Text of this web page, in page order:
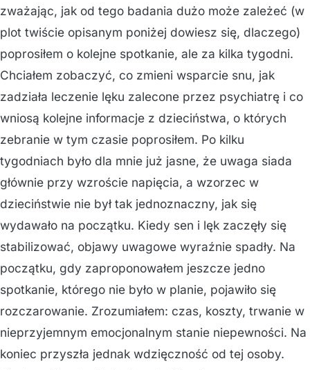
zważając, jak od tego badania dużo może zależeć (w
plot twiście opisanym poniżej dowiesz się, dlaczego)
poprosiłem o kolejne spotkanie, ale za kilka tygodni.
Chciałem zobaczyć, co zmieni wsparcie snu, jak
zadziała leczenie lęku zalecone przez psychiatrę i co
wniosą kolejne informacje z dzieciństwa, o których
zebranie w tym czasie poprosiłem. Po kilku
tygodniach było dla mnie już jasne, że uwaga siada
głównie przy wzroście napięcia, a wzorzec w
dzieciństwie nie był tak jednoznaczny, jak się
wydawało na początku. Kiedy sen i lęk zaczęły się
stabilizować, objawy uwagowe wyraźnie spadły. Na
początku, gdy zaproponowałem jeszcze jedno
spotkanie, którego nie było w planie, pojawiło się
rozczarowanie. Zrozumiałem: czas, koszty, trwanie w
nieprzyjemnym emocjonalnym stanie niepewności. Na
koniec przyszła jednak wdzięczność od tej osoby.